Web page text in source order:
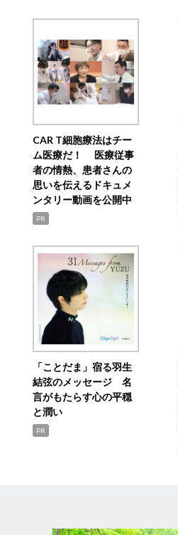
CAR T細胞療法はチー
ム医療だ！ 医療従事
者の情熱、患者さんの
思いを伝えるドキュメ
ンタリー動画を公開中
PR
「ことだま」宿る羽生
結弦のメッセージ 名
言がもたらす心の平穏
と潤い
PR